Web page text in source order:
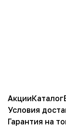
АкцииКаталог
Условия
Гарантия на